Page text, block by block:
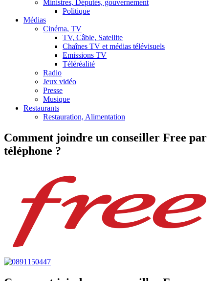
Ministres, Députés, gouvernement
Politique
Médias
Cinéma, TV
TV, Câble, Satellite
Chaînes TV et médias télévisuels
Emissions TV
Téléréalité
Radio
Jeux vidéo
Presse
Musique
Restaurants
Restauration, Alimentation
Comment joindre un conseiller Free par
téléphone ?